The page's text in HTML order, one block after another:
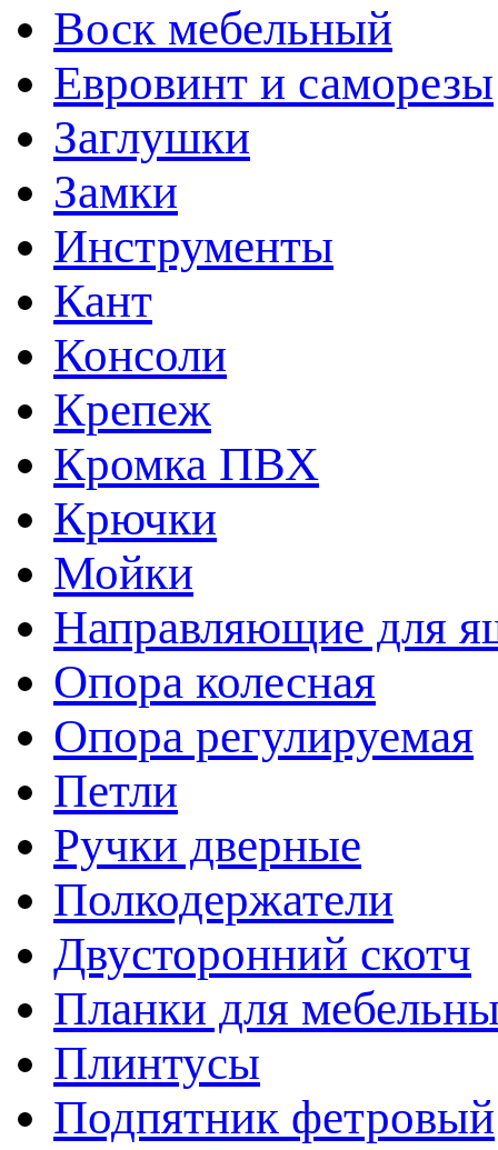
Воск мебельный
Евровинт и саморезы
Заглушки
Замки
Инструменты
Кант
Консоли
Крепеж
Кромка ПВХ
Крючки
Мойки
Направляющие для
Опора колесная
Опора регулируемая
Петли
Ручки дверные
Полкодержатели
Двусторонний скотч
Планки для
Плинтусы
Подпятник фетровый